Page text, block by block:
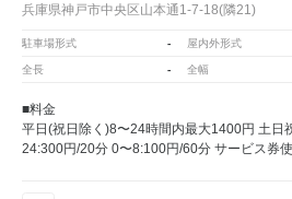
兵庫県神戸市中央区山本通1-7-18(隣21)
駐車場形式 - 屋内外形式
全長 - 全幅
■料金
平日(祝日除く)8〜24時間内最大1400円 土日
24:300円/20分 0〜8:100円/60分 サービス券